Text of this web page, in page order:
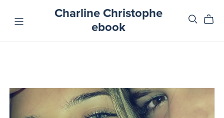
Charline Christophe
ebook